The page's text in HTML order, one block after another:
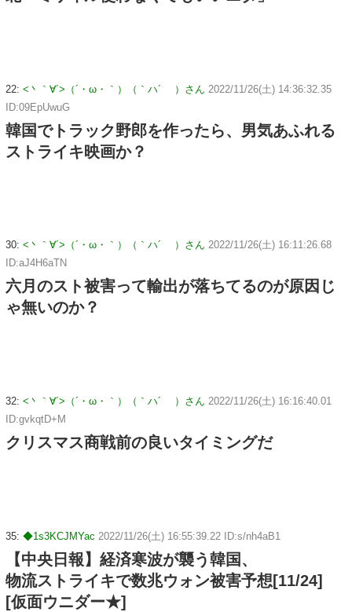
22: <丶｀∀´>（´・ω・｀）（｀ハ´ ）さん 2022/11/26(土) 14:36:32.35
ID:09EpUwuG
韓国でトラック野郎を作ったら、男気あふれる
ストライキ映画か？
30: <丶｀∀´>（´・ω・｀）（｀ハ´ ）さん 2022/11/26(土) 16:11:26.68
ID:aJ4H6aTN
六月のスト被害って輸出が落ちてるのが原因じ
ゃ無いのか？
32: <丶｀∀´>（´・ω・｀）（｀ハ´ ）さん 2022/11/26(土) 16:16:40.01
ID:gvkqtD+M
クリスマス商戦前の良いタイミングだ
35: ◆1s3KCJMYac 2022/11/26(土) 16:55:39.22 ID:s/nh4aB1
【中央日報】経済寒波が襲う韓国、
物流ストライキで数兆ウォン被害予想[11/24]
[仮面ウニダー★]